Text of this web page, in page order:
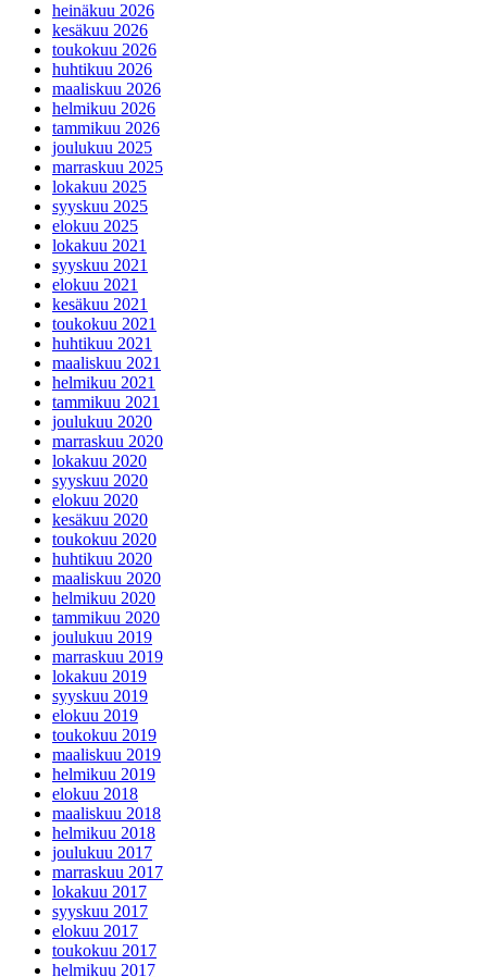
heinäkuu 2026
kesäkuu 2026
toukokuu 2026
huhtikuu 2026
maaliskuu 2026
helmikuu 2026
tammikuu 2026
joulukuu 2025
marraskuu 2025
lokakuu 2025
syyskuu 2025
elokuu 2025
lokakuu 2021
syyskuu 2021
elokuu 2021
kesäkuu 2021
toukokuu 2021
huhtikuu 2021
maaliskuu 2021
helmikuu 2021
tammikuu 2021
joulukuu 2020
marraskuu 2020
lokakuu 2020
syyskuu 2020
elokuu 2020
kesäkuu 2020
toukokuu 2020
huhtikuu 2020
maaliskuu 2020
helmikuu 2020
tammikuu 2020
joulukuu 2019
marraskuu 2019
lokakuu 2019
syyskuu 2019
elokuu 2019
toukokuu 2019
maaliskuu 2019
helmikuu 2019
elokuu 2018
maaliskuu 2018
helmikuu 2018
joulukuu 2017
marraskuu 2017
lokakuu 2017
syyskuu 2017
elokuu 2017
toukokuu 2017
helmikuu 2017